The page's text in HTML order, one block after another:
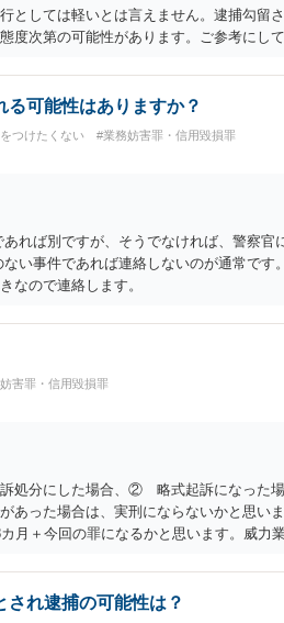
としては軽いとは言えません。逮捕勾留
度次第の可能性があります。ご参考にして
可能性はありますか？
つけたくない #業務妨害罪・信用毀損罪
れば別ですが、そうでなければ、警察官
い事件であれば連絡しないのが通常です
なので連絡します。
害罪・信用毀損罪
処分にした場合、② 略式起訴になった
あった場合は、実刑にならないかと思い
月＋今回の罪になるかと思います。威力
れ逮捕の可能性は？